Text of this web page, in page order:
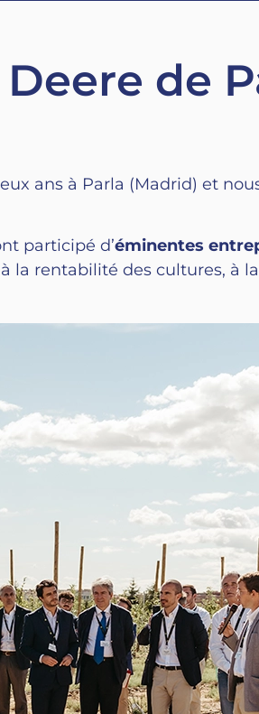
de
ans à Parla (Madrid) et
participé d’éminentes
la rentabilité des cultures, à